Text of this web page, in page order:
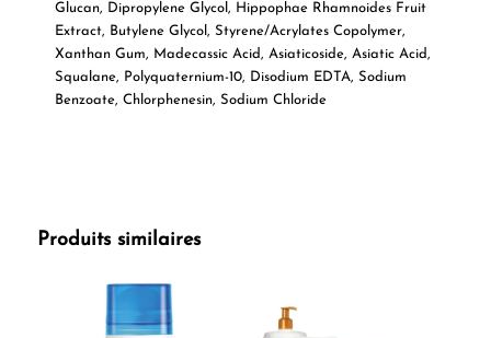
Glucan, Dipropylene Glycol, Hippophae Rhamnoides Fruit
Extract, Butylene Glycol, Styrene/Acrylates Copolymer,
Xanthan Gum, Madecassic Acid, Asiaticoside, Asiatic Acid,
Squalane, Polyquaternium-10, Disodium EDTA, Sodium
Benzoate, Chlorphenesin, Sodium Chloride
Produits similaires